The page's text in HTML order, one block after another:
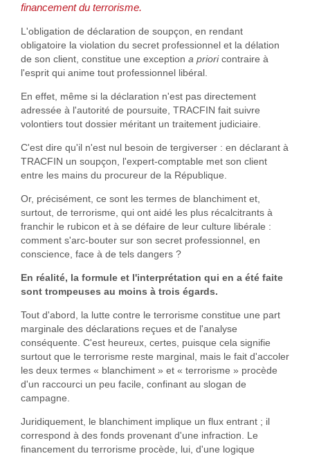
financement du terrorisme.
L'obligation de déclaration de soupçon, en rendant
obligatoire la violation du secret professionnel et la délation
de son client, constitue une exception a prioricontraire à
l'esprit qui anime tout professionnel libéral.
En effet, même si la déclaration n'est pas directement
adressée à l'autorité de poursuite, TRACFIN fait suivre
volontiers tout dossier méritant un traitement judiciaire.
C'est dire qu'il n'est nul besoin de tergiverser : en déclarant à
TRACFIN un soupçon, l'expert-comptable met son client
entre les mains du procureur de la République.
Or, précisément, ce sont les termes de blanchiment et,
surtout, de terrorisme, qui ont aidé les plus récalcitrants à
franchir le rubicon et à se défaire de leur culture libérale :
comment s'arc-bouter sur son secret professionnel, en
conscience, face à de tels dangers ?
En réalité, la formule et l'interprétation qui en a été faite
sont trompeuses au moins à trois égards.
Tout d'abord, la lutte contre le terrorisme constitue une part
marginale des déclarations reçues et de l'analyse
conséquente. C'est heureux, certes, puisque cela signifie
surtout que le terrorisme reste marginal, mais le fait d'accoler
les deux termes « blanchiment » et « terrorisme » procède
d'un raccourci un peu facile, confinant au slogan de
campagne.
Juridiquement, le blanchiment implique un flux entrant ; il
correspond à des fonds provenant d'une infraction. Le
financement du terrorisme procède, lui, d'une logique